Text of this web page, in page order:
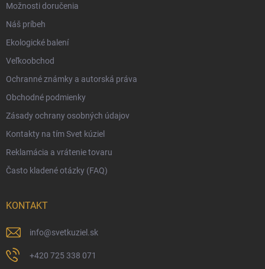
Darčekový radca 🎁
Moja objednávka
Reklamácia a vrátenie tovaru
Vernostný program
Veľkoobchod
Ekologické balenie objednávok
Obchodné podmienky
Zásady ochrany osobných údajov
Možnosti doručenia
Náš príbeh
Ekologické balení
Veľkoobchod
Ochranné známky a autorská práva
Obchodné podmienky
Zásady ochrany osobných údajov
Kontakty na tím Svet kúziel
Reklamácia a vrátenie tovaru
Často kladené otázky (FAQ)
KONTAKT
info@svetkuziel.sk
+420 725 338 071